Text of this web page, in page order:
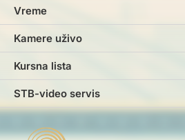
Vreme
Kamere uživo
Kursna lista
STB-video servis